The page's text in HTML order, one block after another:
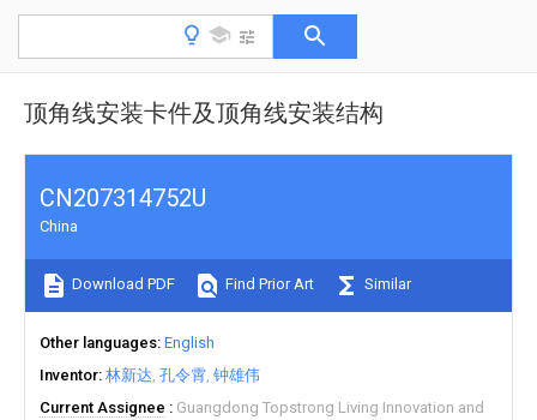
顶角线安装卡件及顶角线安装结构
CN207314752U
China
Download PDF Find Prior Art Similar
Other languages English
Inventor 林新达 孔令霄 钟雄伟
Current Assignee
Guangdong Topstrong Living Innovation and